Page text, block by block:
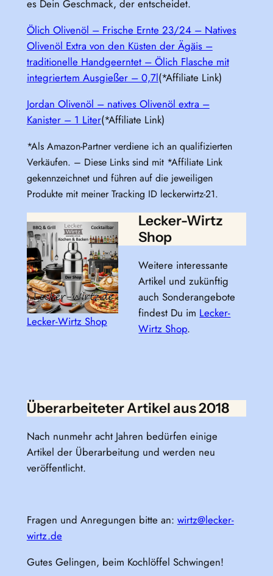
es Dein Geschmack, der entscheidet.
Ölich Olivenöl – Frische Ernte 23/24 – Natives
Olivenöl Extra von den Küsten der Ägäis –
traditionelle Handgeerntet – Ölich Flasche mit
integriertem Ausgießer – 0,7l(*Affiliate Link)
Jordan Olivenöl – natives Olivenöl extra –
Kanister – 1 Liter(*Affiliate Link)
*Als Amazon-Partner verdiene ich an qualifizierten
Verkäufen. – Diese Links sind mit *Affiliate Link
gekennzeichnet und führen auf die jeweiligen
Produkte mit meiner Tracking ID leckerwirtz-21.
Lecker-Wirtz Shop
Lecker-Wirtz
Shop
Weitere interessante
Artikel und zukünftig
auch Sonderangebote
findest Du im Lecker-
Wirtz Shop.
Überarbeiteter Artikel aus 2018
Nach nunmehr acht Jahren bedürfen einige
Artikel der Überarbeitung und werden neu
veröffentlicht.
Fragen und Anregungen bitte an: wirtz@lecker-
wirtz.de
Gutes Gelingen, beim Kochlöffel Schwingen!